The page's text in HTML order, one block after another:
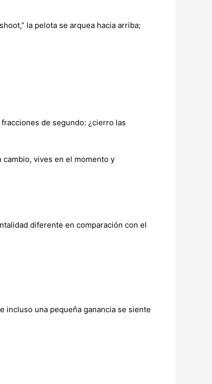
la pelota se arquea hacia arriba;
de segundo: ¿cierro las
vives en el momento y
diferente en comparación con el
incluso una pequeña ganancia se siente